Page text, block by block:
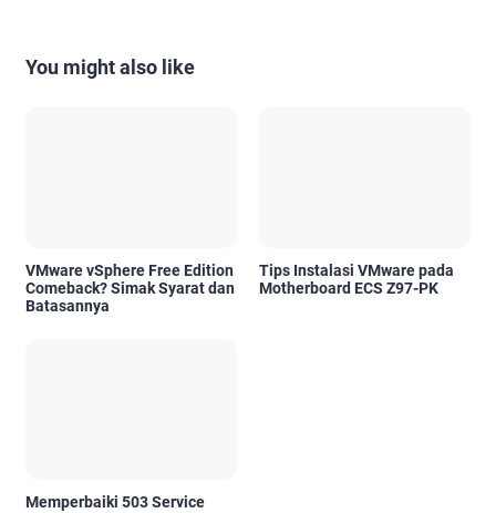
You might also like
VMware vSphere Free Edition
Comeback? Simak Syarat dan
Batasannya
Tips Instalasi VMware pada
Motherboard ECS Z97-PK
Memperbaiki 503 Service